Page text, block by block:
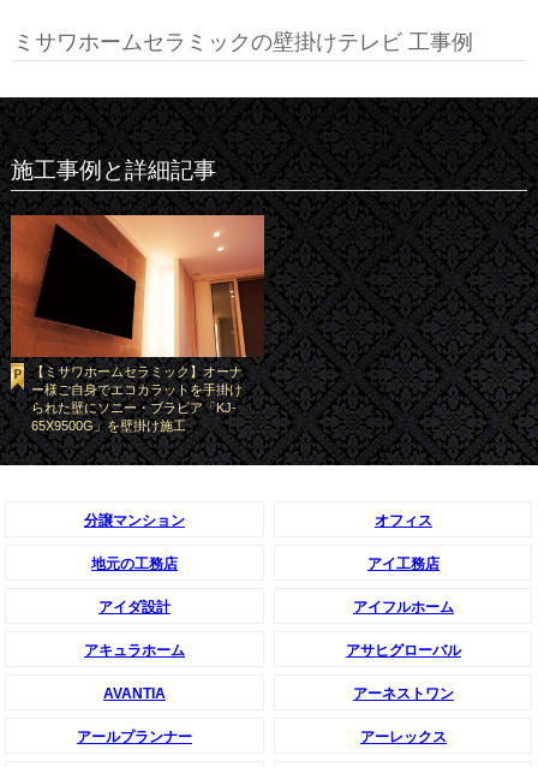
ミサワホームセラミックの壁掛けテレビ 工事例
施工事例と詳細記事
【ミサワホームセラミック】オーナ
ー様ご自身でエコカラットを手掛け
られた壁にソニー・ブラビア「KJ-
65X9500G」を壁掛け施工
分譲マンション オフィス
地元の工務店 アイ工務店
アイダ設計 アイフルホーム
アキュラホーム アサヒグローバル
AVANTIA アーネストワン
アールプランナー アーレックス